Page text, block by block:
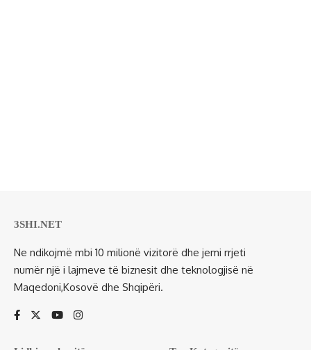
3SHI.NET
Ne ndikojmë mbi 10 milionë vizitorë dhe jemi rrjeti
numër një i lajmeve të biznesit dhe teknologjisë në
Maqedoni,Kosovë dhe Shqipëri.